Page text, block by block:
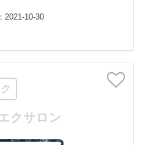
2021-10-30
クサロン